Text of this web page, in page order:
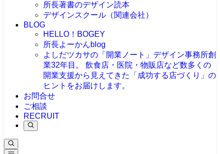
所長著書のデザイン読本
デザインスクール（関連会社）
BLOG
HELLO！BOGEY
所長よーかんblog
よしだツカサの「開業ノート」 デザイン事務所創
業32年目。 飲食店・医院・物販店など数多くの
開業支援から見えてきた「成功する店づくり」の
ヒントをお届けします。
お問合せ
ご相談
RECRUIT